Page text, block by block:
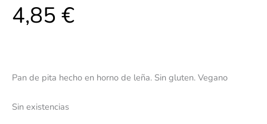
4,85 €
Pan de pita hecho en horno de leña. Sin gluten. Vegano
Sin existencias